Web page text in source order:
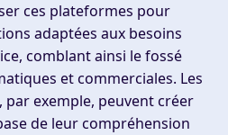
ces plateformes pour
adaptées aux besoins
comblant ainsi le fossé
et commerciales. Les
exemple, peuvent créer
de leur compréhension